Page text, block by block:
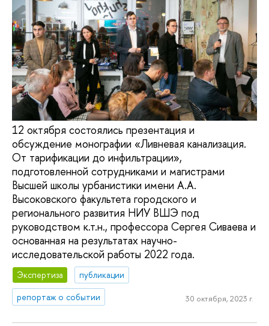
12 октября состоялись презентация и
обсуждение монографии «Ливневая канализация.
От тарификации до инфильтрации»,
подготовленной сотрудниками и магистрами
Высшей школы урбанистики имени А.А.
Высоковского факультета городского и
регионального развития НИУ ВШЭ под
руководством к.т.н., профессора Сергея Сиваева и
основанная на результатах научно-
исследовательской работы 2022 года.
Экспертиза
публикации
репортаж о событии
30 октября, 2023 г.